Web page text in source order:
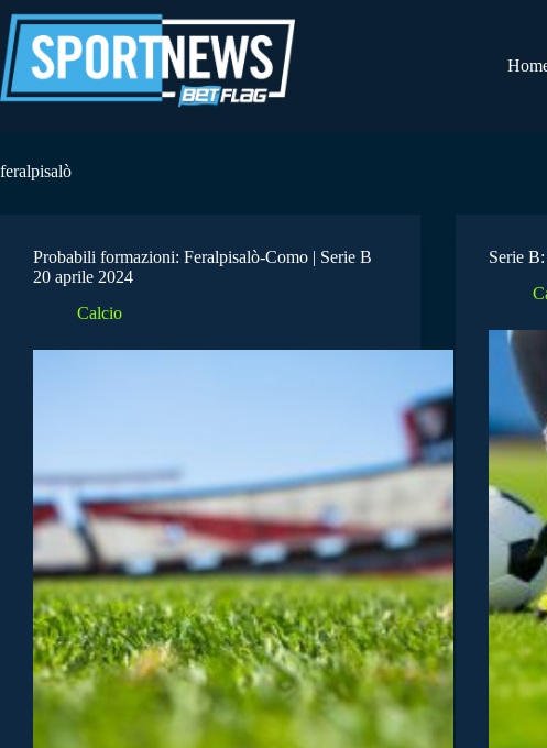
al
contenuto
feralpisalò
Probabili formazioni: Feralpisalò-Como | Serie B
20 aprile 2024
Calcio
Serie